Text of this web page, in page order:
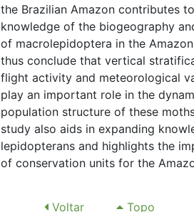
the Brazilian Amazon contributes to
knowledge of the biogeography
of macrolepidoptera in the
thus conclude that vertical
flight activity and meteorological
play an important role in the
population structure of these
study also aids in expanding
lepidopterans and highlights the
of conservation units for the
Voltar
Topo